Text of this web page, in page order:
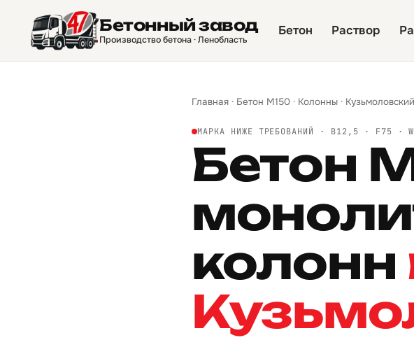
Бетонный завод
Производство бетона · Ленобласть
Бетон Раствор
Главная · Бетон М150 · Колонны · Кузьмоловский
МАРКА НИЖЕ ТРЕБОВАНИЙ · B12,5 · F75 ·
Бетон
колонн